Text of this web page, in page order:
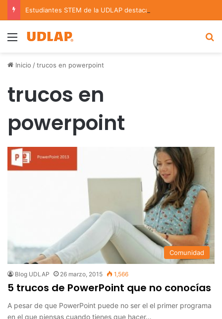
Menu
Inicio /trucos en powerpoint
trucos en
powerpoint
Comunidad
Blog UDLAP 26 marzo, 2015 1,566
5 trucos de PowerPoint que no conocías
A pesar de que PowerPoint puede no ser el el primer programa
en el que piensas cuando tienes que hacer…